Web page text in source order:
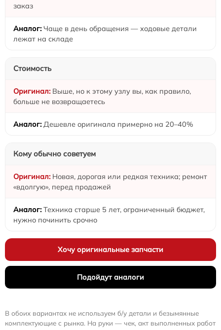
заказ
Чаще в день обращения — ходовые детали
лежат на складе
Стоимость
Выше, но к этому узлу вы, как правило,
больше не возвращаетесь
Дешевле оригинала примерно на 20–40%
Кому обычно советуем
Новая, дорогая или редкая техника; ремонт
«вдолгую», перед продажей
Техника старше 5 лет, ограниченный бюджет,
нужно починить срочно
Хочу оригинальные запчасти
Подойдут аналоги
В обоих вариантах не используем б/у детали и безымянные
комплектующие с рынка. На руки — чек, акт выполненных работ